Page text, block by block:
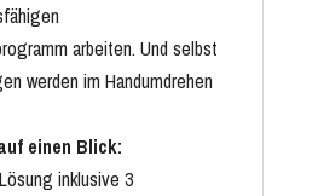
arbeiten. Und selbst
werden im Handumdrehen
einen Blick:
inklusive 3